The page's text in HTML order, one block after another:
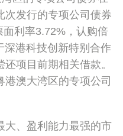
次发行的专项公司债券
利率3.72%，认购倍
深港科技创新特别合作
项目前期相关借款。
澳大湾区的专项公司
大、盈利能力最强的市